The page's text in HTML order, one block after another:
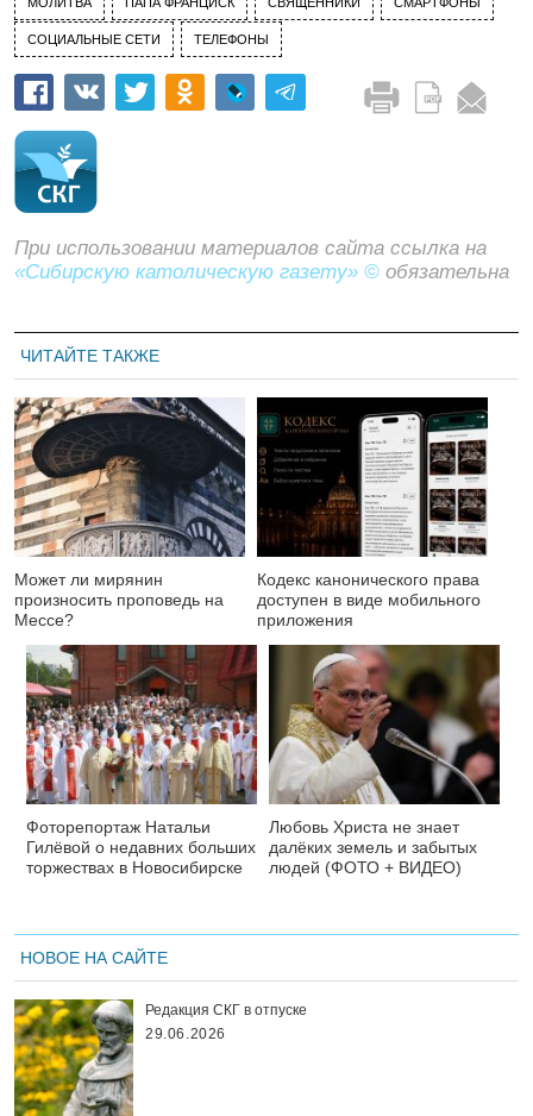
МОЛИТВА ПАПА ФРАНЦИСК СВЯЩЕННИКИ СМАРТФОНЫ
СОЦИАЛЬНЫЕ СЕТИ ТЕЛЕФОНЫ
При использовании материалов сайта ссылка на
«Сибирскую католическую газету» © обязательна
ЧИТАЙТЕ ТАКЖЕ
Может ли мирянин
произносить проповедь на
Мессе?
Кодекс канонического права
доступен в виде мобильного
приложения
Фоторепортаж Натальи
Гилёвой о недавних больших
торжествах в Новосибирске
Любовь Христа не знает
далёких земель и забытых
людей (ФОТО + ВИДЕО)
НОВОЕ НА САЙТЕ
Редакция СКГ в отпуске
29.06.2026